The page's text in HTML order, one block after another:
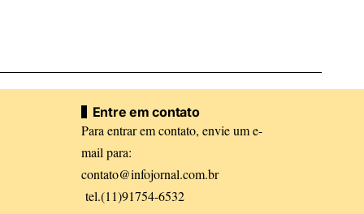
Entre em contato
Para entrar em contato, envie um e-
mail para:
contato@infojornal.com.br
tel.(11)91754-6532